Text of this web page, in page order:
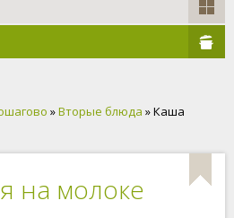
»Вторые блюда » Каша
на молоке